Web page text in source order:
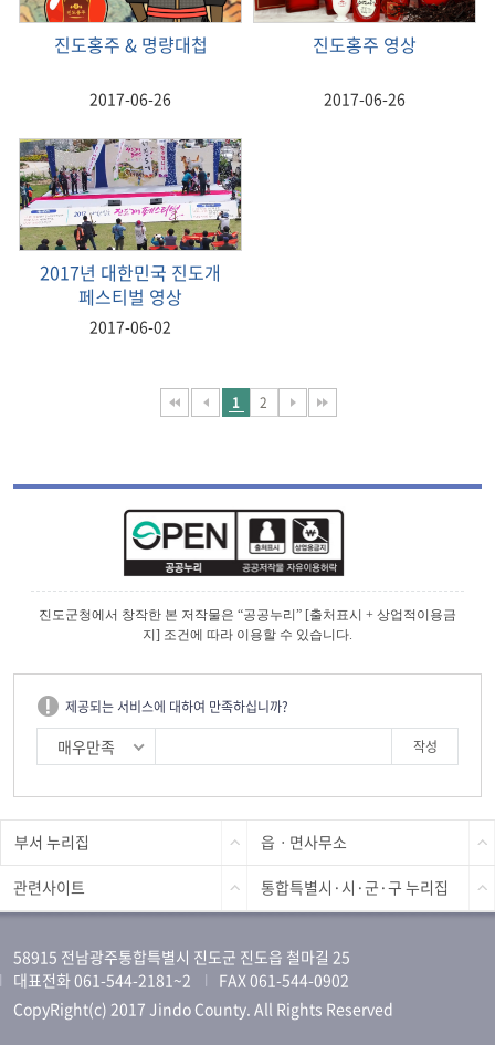
진도홍주 & 명량대첩
2017-06-26
진도홍주 영상
2017-06-26
2017년 대한민국 진도개
페스티벌 영상
2017-06-02
1 2
진도군청에서 창작한 본 저작물은 “공공누리” [출처표시 + 상업적이용금
지] 조건에 따라 이용할 수 있습니다.
제공되는 서비스에 대하여 만족하십니까?
매우만족
부서 누리집 읍ㆍ면사무소
관련사이트 통합특별시·시·군·구 누리집
58915 전남광주통합특별시 진도군 진도읍 철마길 25
대표전화 061-544-2181~2
FAX 061-544-0902
CopyRight(c) 2017 Jindo County. All Rights Reserved